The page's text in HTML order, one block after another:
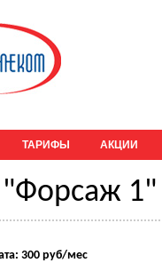
ТАРИФЫ АКЦИИ
1"
300 руб/мес